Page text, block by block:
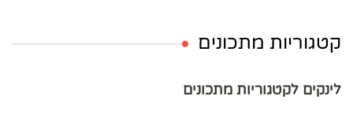
קטגוריות מתכונים
לינקים לקטגוריות מתכונים